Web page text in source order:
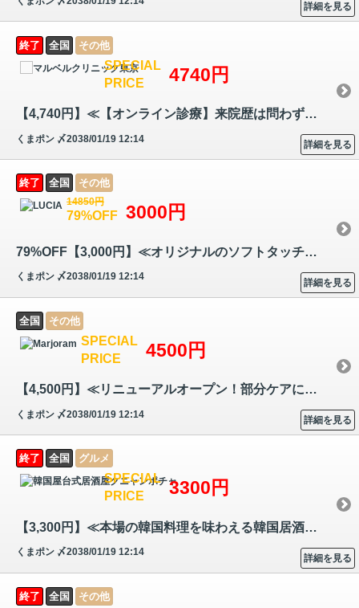
詳細を見る
終了 全国 その他
SPECIAL
PRICE
4740円
【4,740円】≪【オンライン診療】来院歴は問わず、全ての方が1枚まで購入OK…
くまポン 〆2038/01/19 12:14
詳細を見る
終了 全国 その他
14850円
79%OFF 3000円
79%OFF【3,000円】≪オリジナルのソフトタッチ施術でリンパや血液の流れの…
くまポン 〆2038/01/19 12:14
詳細を見る
全国 その他
SPECIAL
PRICE
4500円
【4,500円】≪リニューアルオープン！部分ケアに特化した機械「パイラソー…
くまポン 〆2038/01/19 12:14
詳細を見る
終了 全国 グルメ
SPECIAL
PRICE
3300円
【3,300円】≪本場の韓国料理を味わえる韓国居酒屋！女子会、歓送迎会、新…
くまポン 〆2038/01/19 12:14
詳細を見る
終了 全国 その他